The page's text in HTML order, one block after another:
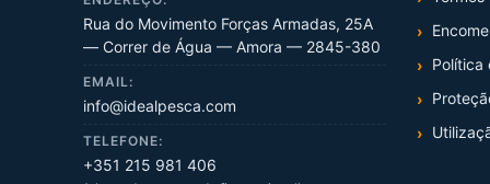
Rua do Movimento Forças Armadas, 25A
— Correr de Água — Amora — 2845-380
EMAIL:
info@idealpesca.com
TELEFONE:
+351 215 981 406
Política